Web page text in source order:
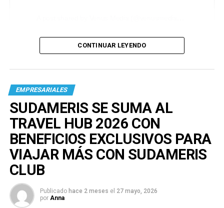
CONTINUAR LEYENDO
EMPRESARIALES
SUDAMERIS SE SUMA AL
TRAVEL HUB 2026 CON
BENEFICIOS EXCLUSIVOS PARA
VIAJAR MÁS CON SUDAMERIS
CLUB
Publicado hace 2 meses el 27 mayo, 2026
por Anna